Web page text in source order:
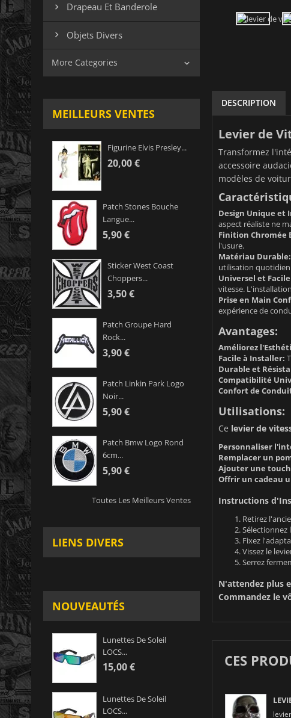
 Drapeau Et Banderole
 Objets Divers
More Categories 
MEILLEURS VENTES
Figurine Elvis Presley...
20,00 €
Patch Stones Bouche
Langue...
5,90 €
Sticker West Coast
Choppers...
3,50 €
Patch Groupe Hard
Rock...
3,90 €
Patch Linkin Park Logo
Noir...
5,90 €
Patch Bmw Logo Rond
6cm...
5,90 €
Toutes Les Meilleurs Ventes
LIENS DIVERS
NOUVEAUTÉS
Lunettes De Soleil
LOCS...
15,00 €
Lunettes De Soleil
LOCS...
DESCRIPTION
Levier de
Transformez
accessoire
modèles de
Design Unique et
aspect réaliste ne
Finition Chromée
l'usure.
Matériau Durable:
utilisation
Universel et
vitesse.
Prise en Main
expérience de
Avantages:
Améliorez
Facile à Installer:
Durable et
Compatibilité
Confort de
Utilisations:
Ce levier de
Personnaliser
Remplacer un
Ajouter une
Offrir un cadeau
Instructions
Retirez
Fixez
Vissez le
Serrez
N'attendez plus
Commandez le
CES